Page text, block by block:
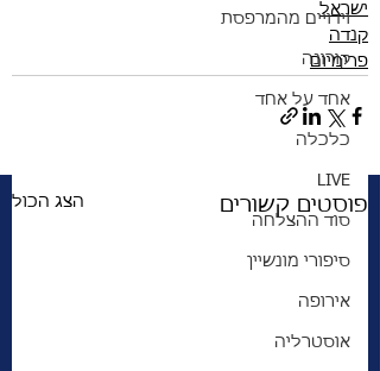
וידויים מהמרפסת
קורונה
אחד על אחד
כלכלה
LIVE
סוד ההצלחה
סיפורי מונשיין
אירופה
אוסטרליה
ישראל
קנדה
פרימיום
פוסטים קשורים הצג הכול